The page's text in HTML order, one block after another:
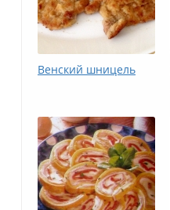
Венский шницель